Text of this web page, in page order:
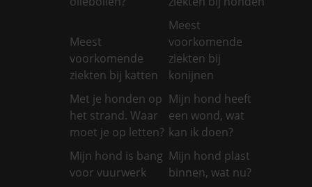
Meest
voorkomende
ziekten bij katten
Meest
voorkomende
ziekten bij
konijnen
Met je honden op
het strand. Waar
moet je op letten?
Mijn hond heeft
een wond, wat
kan ik doen?
Mijn hond is bang
voor vuurwerk
Mijn hond plast
binnen, wat nu?